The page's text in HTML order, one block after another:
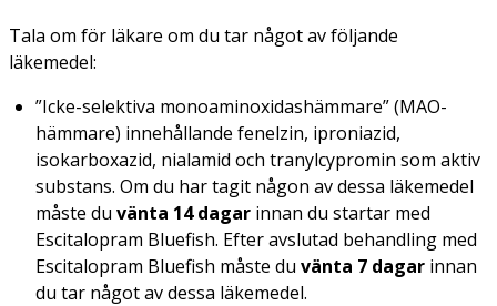
Tala om för läkare om du tar något av följande
läkemedel:
”Icke-selektiva monoaminoxidashämmare” (MAO-
hämmare) innehållande fenelzin, iproniazid,
isokarboxazid, nialamid och tranylcypromin som aktiv
substans. Om du har tagit någon av dessa läkemedel
måste du vänta 14 dagar innan du startar med
Escitalopram Bluefish. Efter avslutad behandling med
Escitalopram Bluefish måste du vänta 7 dagar innan
du tar något av dessa läkemedel.